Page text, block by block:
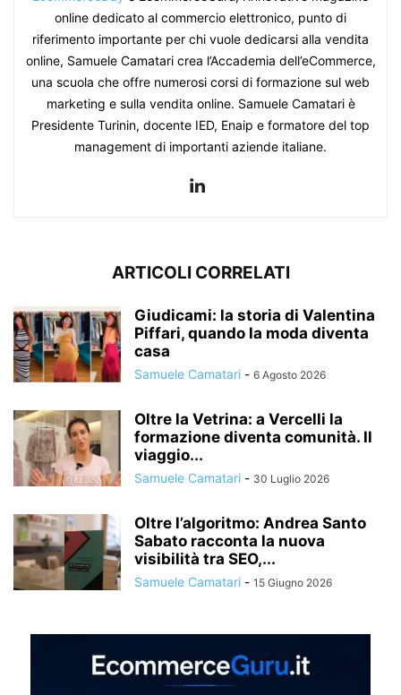
online dedicato al commercio elettronico, punto di
riferimento importante per chi vuole dedicarsi alla vendita
online, Samuele Camatari crea l’Accademia dell’eCommerce,
una scuola che offre numerosi corsi di formazione sul web
marketing e sulla vendita online. Samuele Camatari è
Presidente Turinin, docente IED, Enaip e formatore del top
management di importanti aziende italiane.
ARTICOLI CORRELATI
Giudicami: la storia di Valentina
Piffari, quando la moda diventa
casa
Samuele Camatari - 6 Agosto 2026
Oltre la Vetrina: a Vercelli la
formazione diventa comunità. Il
viaggio...
Samuele Camatari - 30 Luglio 2026
Oltre l’algoritmo: Andrea Santo
Sabato racconta la nuova
visibilità tra SEO,...
Samuele Camatari - 15 Giugno 2026